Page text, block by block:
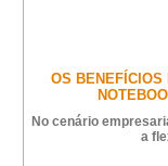
OS BENEFÍCIOS
No cenário
a